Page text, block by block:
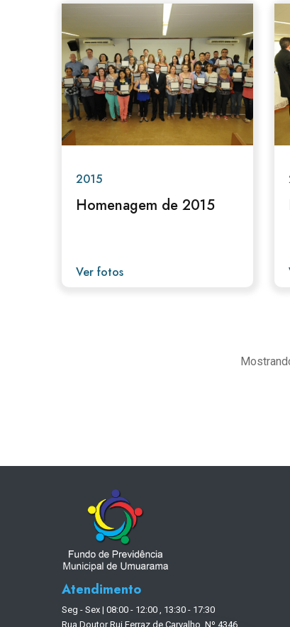
2015
Homenagem de 2015
Ver fotos
Atendimento
Seg - Sex | 08:00 - 12:00 , 13:30 - 17:30
Rua Doutor Rui Ferraz de Carvalho, Nº 4346,